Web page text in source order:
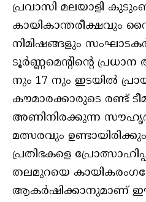
പ്രവാസി മലയാളി
കായികാന്തരീക്ഷവും
നിമിഷങ്ങളും
ടൂർണ്ണമെന്റിന്റെ
നും 17 നും ഇടയിൽ
കൗമാരക്കാരുടെ രണ്ട്
അണിനിരക്കുന്ന
മത്സരവും
പ്രതിഭകളെ
തലമുറയെ
ആകർഷിക്കാനുമാണ് ഈ